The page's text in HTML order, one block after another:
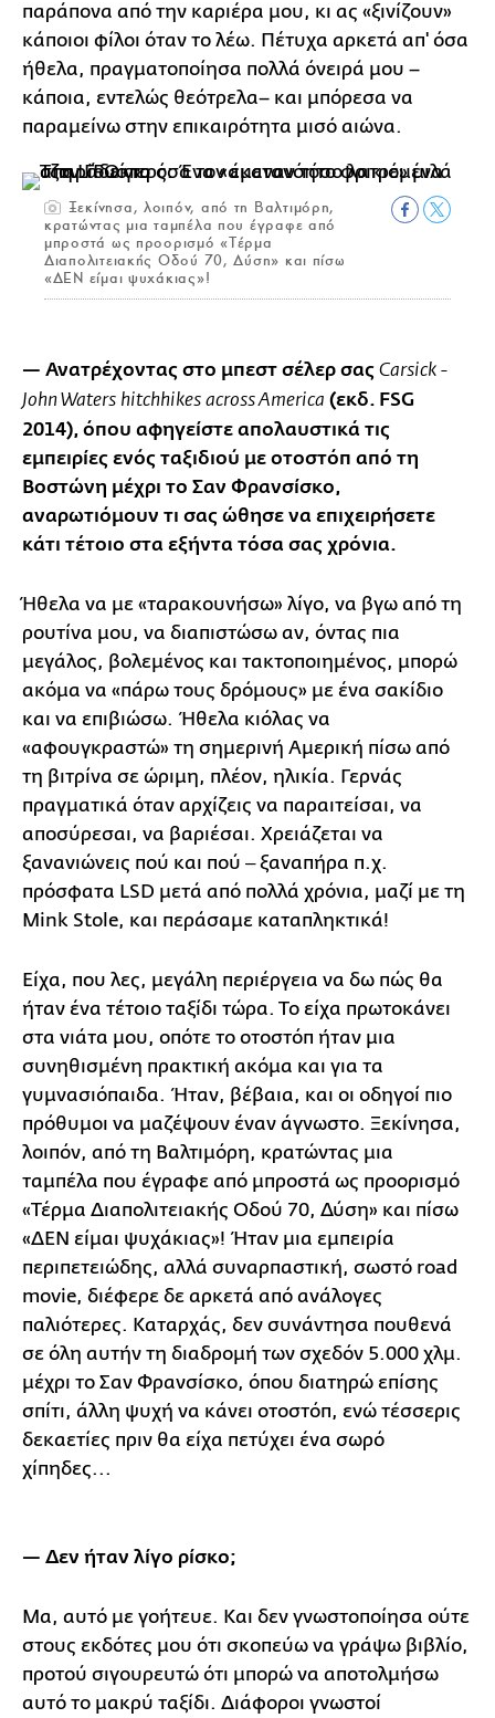
παράπονα από την καριέρα μου, κι ας «ξινίζουν»
κάποιοι φίλοι όταν το λέω. Πέτυχα αρκετά απ' όσα
ήθελα, πραγματοποίησα πολλά όνειρά μου –
κάποια, εντελώς θεότρελα– και μπόρεσα να
παραμείνω στην επικαιρότητα μισό αιώνα.
Ξεκίνησα, λοιπόν, από τη Βαλτιμόρη,
κρατώντας μια ταμπέλα που έγραφε από
μπροστά ως προορισμό «Τέρμα
Διαπολιτειακής Οδού 70, Δύση» και πίσω
«ΔΕΝ είμαι ψυχάκιας»!
— Ανατρέχοντας στο μπεστ σέλερ σας Carsick -
John Waters hitchhikes across America (εκδ. FSG
2014), όπου αφηγείστε απολαυστικά τις
εμπειρίες ενός ταξιδιού με οτοστόπ από τη
Βοστώνη μέχρι το Σαν Φρανσίσκο,
αναρωτιόμουν τι σας ώθησε να επιχειρήσετε
κάτι τέτοιο στα εξήντα τόσα σας χρόνια.
Ήθελα να με «ταρακουνήσω» λίγο, να βγω από τη
ρουτίνα μου, να διαπιστώσω αν, όντας πια
μεγάλος, βολεμένος και τακτοποιημένος, μπορώ
ακόμα να «πάρω τους δρόμους» με ένα σακίδιο
και να επιβιώσω. Ήθελα κιόλας να
«αφουγκραστώ» τη σημερινή Αμερική πίσω από
τη βιτρίνα σε ώριμη, πλέον, ηλικία. Γερνάς
πραγματικά όταν αρχίζεις να παραιτείσαι, να
αποσύρεσαι, να βαριέσαι. Χρειάζεται να
ξανανιώνεις πού και πού ‒ ξαναπήρα π.χ.
πρόσφατα LSD μετά από πολλά χρόνια, μαζί με τη
Mink Stole, και περάσαμε καταπληκτικά!
Είχα, που λες, μεγάλη περιέργεια να δω πώς θα
ήταν ένα τέτοιο ταξίδι τώρα. Το είχα πρωτοκάνει
στα νιάτα μου, οπότε το οτοστόπ ήταν μια
συνηθισμένη πρακτική ακόμα και για τα
γυμνασιόπαιδα. Ήταν, βέβαια, και οι οδηγοί πιο
πρόθυμοι να μαζέψουν έναν άγνωστο. Ξεκίνησα,
λοιπόν, από τη Βαλτιμόρη, κρατώντας μια
ταμπέλα που έγραφε από μπροστά ως προορισμό
«Τέρμα Διαπολιτειακής Οδού 70, Δύση» και πίσω
«ΔΕΝ είμαι ψυχάκιας»! Ήταν μια εμπειρία
περιπετειώδης, αλλά συναρπαστική, σωστό road
movie, διέφερε δε αρκετά από ανάλογες
παλιότερες. Καταρχάς, δεν συνάντησα πουθενά
σε όλη αυτήν τη διαδρομή των σχεδόν 5.000 χλμ.
μέχρι το Σαν Φρανσίσκο, όπου διατηρώ επίσης
σπίτι, άλλη ψυχή να κάνει οτοστόπ, ενώ τέσσερις
δεκαετίες πριν θα είχα πετύχει ένα σωρό
χίπηδες...
— Δεν ήταν λίγο ρίσκο;
Μα, αυτό με γοήτευε. Και δεν γνωστοποίησα ούτε
στους εκδότες μου ότι σκοπεύω να γράψω βιβλίο,
προτού σιγουρευτώ ότι μπορώ να αποτολμήσω
αυτό το μακρύ ταξίδι. Διάφοροι γνωστοί